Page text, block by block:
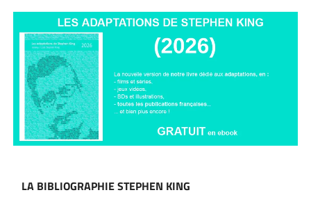
LA BIBLIOGRAPHIE STEPHEN KING